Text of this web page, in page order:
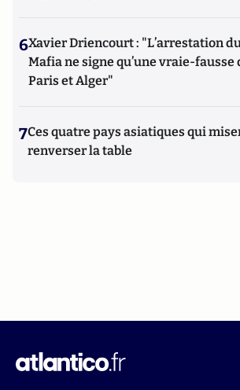
6Xavier Driencourt : "L’arrestation
Mafia ne signe qu’une vraie-
Paris et Alger"
7Ces quatre pays asiatiques qui
renverser la table